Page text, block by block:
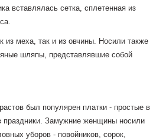
вставлялась сетка, сплетенная из
из меха, так и из овчины. Носили также
шляпы, представлявшие собой
был популярен платки - простые в
праздники. Замужние женщины носили
уборов - повойников, сорок,